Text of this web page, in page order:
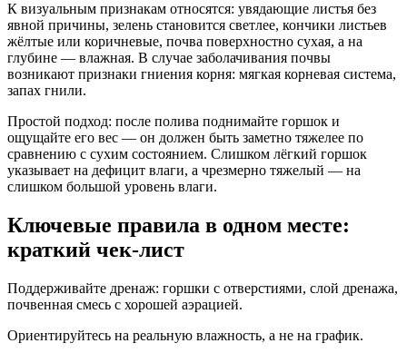
К визуальным признакам относятся: увядающие листья без
явной причины, зелень становится светлее, кончики листьев
жёлтые или коричневые, почва поверхностно сухая, а на
глубине — влажная. В случае заболачивания почвы
возникают признаки гниения корня: мягкая корневая система,
запах гнили.
Простой подход: после полива поднимайте горшок и
ощущайте его вес — он должен быть заметно тяжелее по
сравнению с сухим состоянием. Слишком лёгкий горшок
указывает на дефицит влаги, а чрезмерно тяжелый — на
слишком большой уровень влаги.
Ключевые правила в одном месте:
краткий чек-лист
Поддерживайте дренаж: горшки с отверстиями, слой дренажа,
почвенная смесь с хорошей аэрацией.
Ориентируйтесь на реальную влажность, а не на график.